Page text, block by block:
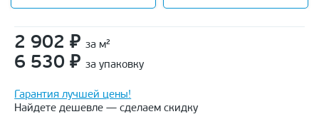
2 902 ₽ за м²
6 530 ₽ за упаковку
Гарантия лучшей цены!
Найдете дешевле — сделаем скидку